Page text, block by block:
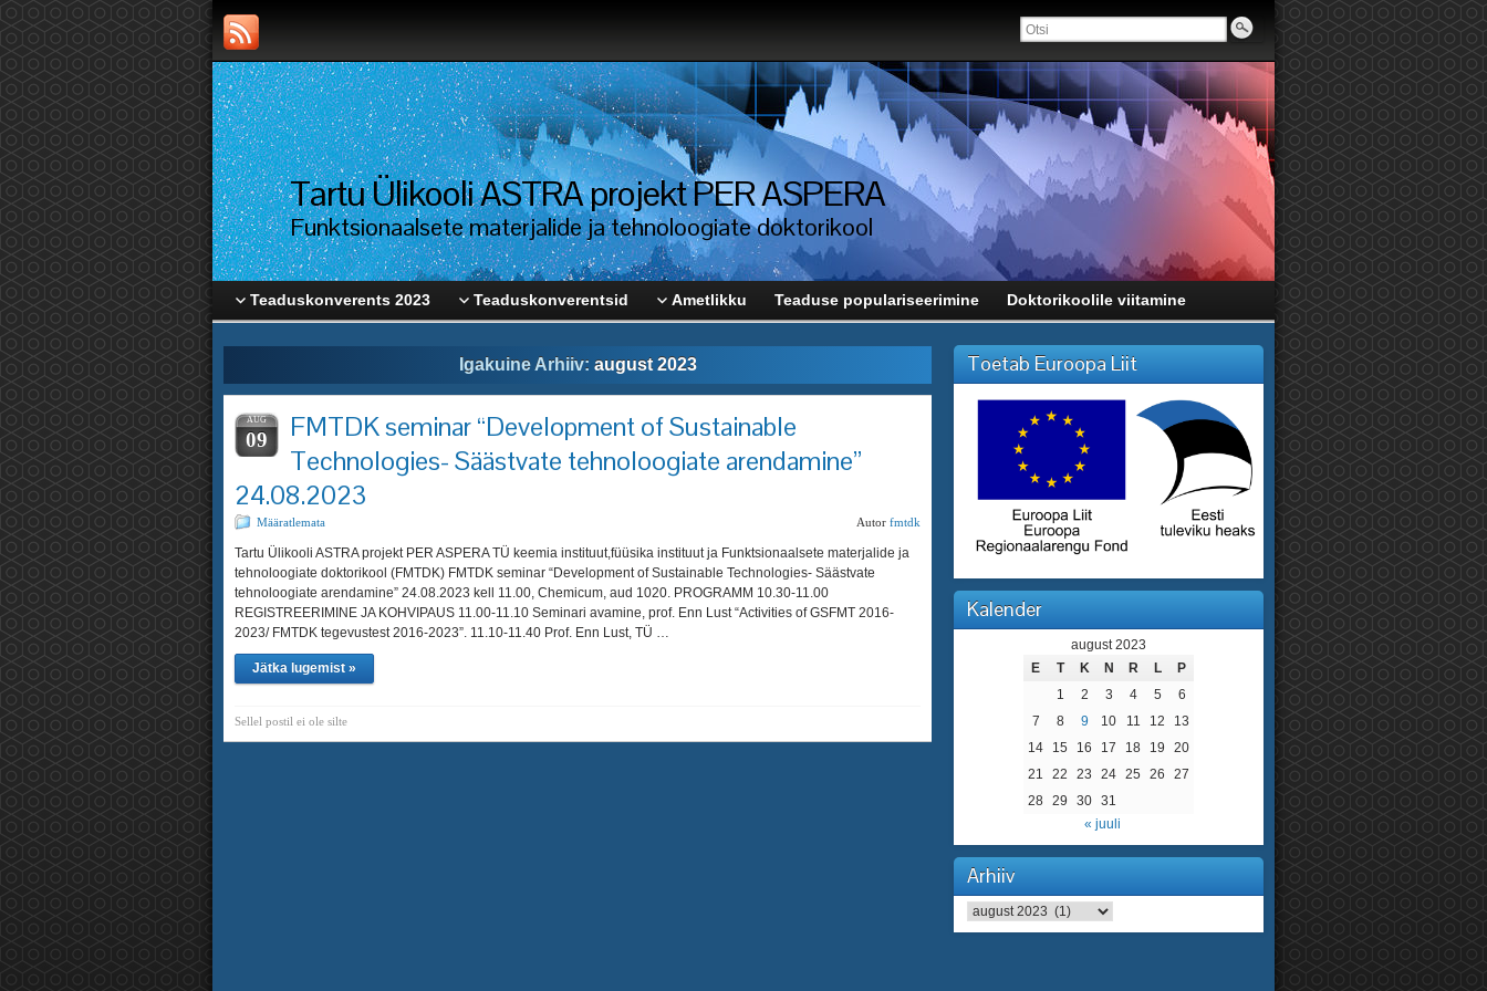
Tartu Ülikooli ASTRA projekt PER ASPERA
Funktsionaalsete materjalide ja tehnoloogiate doktorikool
Teaduskonverents 2023 Teaduskonverentsid Ametlikku Teaduse populariseerimine Doktorikoolile viitamine
Igakuine Arhiiv: august 2023
AUG
09
FMTDK seminar “Development of Sustainable
Technologies- Säästvate tehnoloogiate arendamine”
24.08.2023
Määratlemata Autor fmtdk
Tartu Ülikooli ASTRA projekt PER ASPERA TÜ keemia instituut,füüsika instituut ja Funktsionaalsete materjalide ja
tehnoloogiate doktorikool (FMTDK) FMTDK seminar “Development of Sustainable Technologies- Säästvate
tehnoloogiate arendamine” 24.08.2023 kell 11.00, Chemicum, aud 1020. PROGRAMM 10.30-11.00
REGISTREERIMINE JA KOHVIPAUS 11.00-11.10 Seminari avamine, prof. Enn Lust “Activities of GSFMT 2016-
2023/ FMTDK tegevustest 2016-2023”. 11.10-11.40 Prof. Enn Lust, TÜ …
Jätka lugemist »
Sellel postil ei ole silte
Toetab Euroopa Liit
Kalender
august 2023
E
T K N R L
P
1
2 3 4 5
6
7
8 9 10 11 12
13
14
15 16 17 18 19
20
21
22 23 24 25 26
27
28 29 30 31
« juuli
Arhiiv
Arhiiv